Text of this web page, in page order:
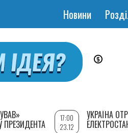
Основная
Новини
ПРЕЗИДЕНТА
17:00
23.12
УКРАЇНА